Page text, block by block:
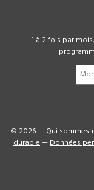
1 à 2 fois par
© 2026 —Qui sommes-
durable—Données